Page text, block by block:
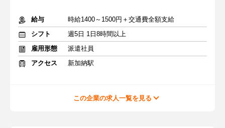
給与
時給1400～1500円＋交通費全額支給
シフト
週5日 1日8時間以上
雇用形態
派遣社員
アクセス
新加納駅
この企業の求人一覧を見る